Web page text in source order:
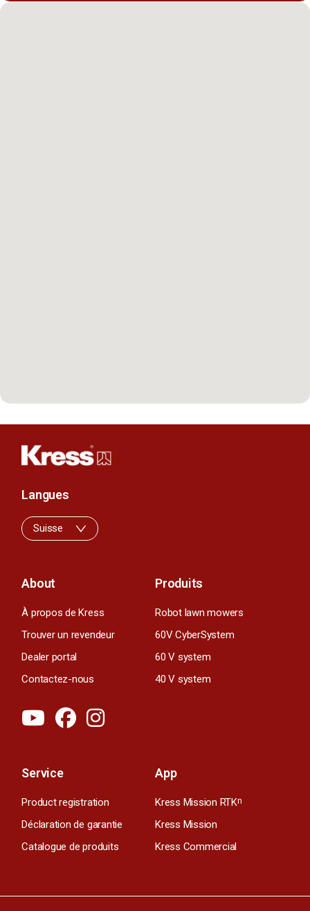
About
À propos de Kress
Trouver un revendeur
Dealer portal
Contactez-nous
Produits
Robot lawn mowers
60V CyberSystem
60 V system
40 V system
Service
Product registration
Déclaration de garantie
Catalogue de produits
App
Kress Mission RTKn
Kress Mission
Kress Commercial
Langues
Suisse